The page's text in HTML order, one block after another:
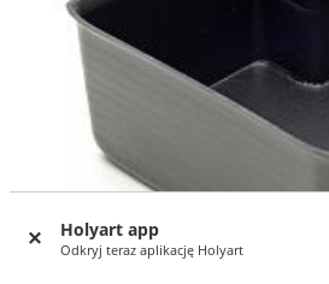
Holyart app
Odkryj teraz aplikację Holyart